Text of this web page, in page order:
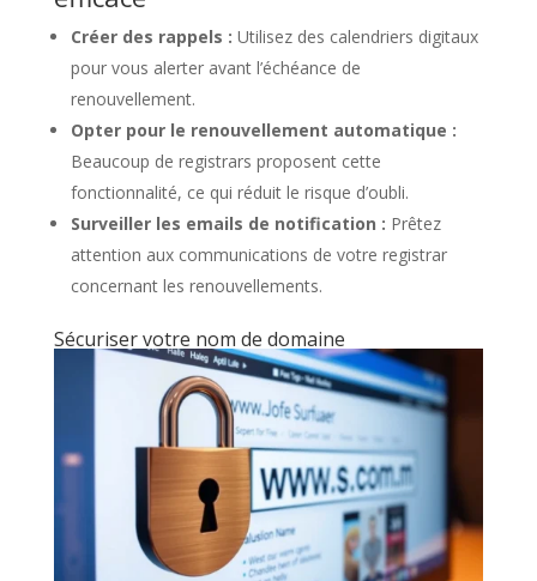
Créer des rappels : Utilisez des calendriers digitaux
pour vous alerter avant l’échéance de
renouvellement.
Opter pour le renouvellement automatique :
Beaucoup de registrars proposent cette
fonctionnalité, ce qui réduit le risque d’oubli.
Surveiller les emails de notification : Prêtez
attention aux communications de votre registrar
concernant les renouvellements.
Sécuriser votre nom de domaine